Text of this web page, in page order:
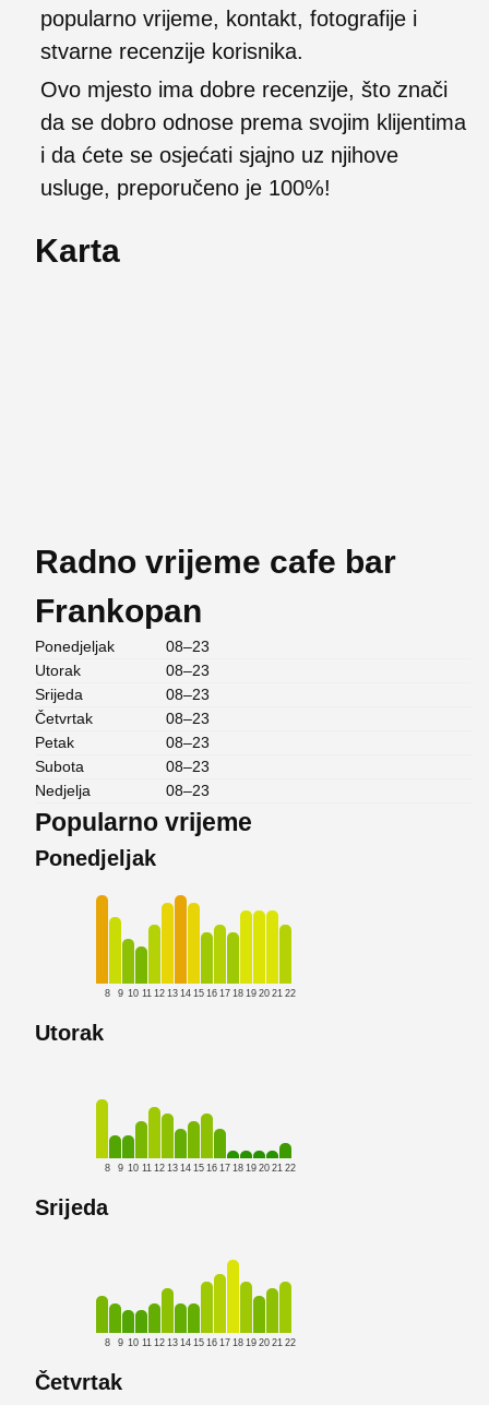
popularno vrijeme, kontakt, fotografije i
stvarne recenzije korisnika.
Ovo mjesto ima dobre recenzije, što znači
da se dobro odnose prema svojim klijentima
i da ćete se osjećati sjajno uz njihove
usluge, preporučeno je 100%!
Karta
Radno vrijeme cafe bar
Frankopan
Ponedjeljak
08–23
Utorak
08–23
Srijeda
08–23
Četvrtak
08–23
Petak
08–23
Subota
08–23
Nedjelja
08–23
Popularno vrijeme
Ponedjeljak
8 9 10 11 12 13 14 15 16 17 18 19 20 21 22
Utorak
8 9 10 11 12 13 14 15 16 17 18 19 20 21 22
Srijeda
8 9 10 11 12 13 14 15 16 17 18 19 20 21 22
Četvrtak